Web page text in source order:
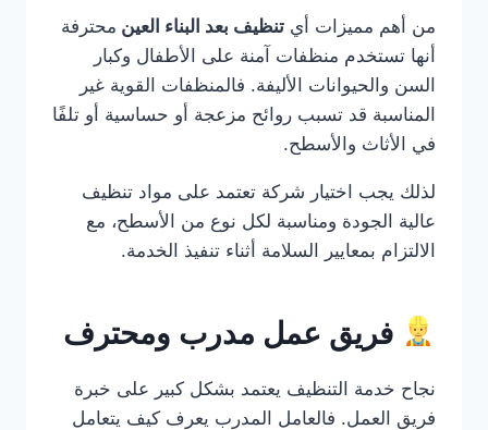
من أهم مميزات أي تنظيف بعد البناء العين محترفة
أنها تستخدم منظفات آمنة على الأطفال وكبار
السن والحيوانات الأليفة. فالمنظفات القوية غير
المناسبة قد تسبب روائح مزعجة أو حساسية أو تلفًا
في الأثاث والأسطح.
لذلك يجب اختيار شركة تعتمد على مواد تنظيف
عالية الجودة ومناسبة لكل نوع من الأسطح، مع
الالتزام بمعايير السلامة أثناء تنفيذ الخدمة.
فريق عمل مدرب ومحترف
نجاح خدمة التنظيف يعتمد بشكل كبير على خبرة
فريق العمل. فالعامل المدرب يعرف كيف يتعامل